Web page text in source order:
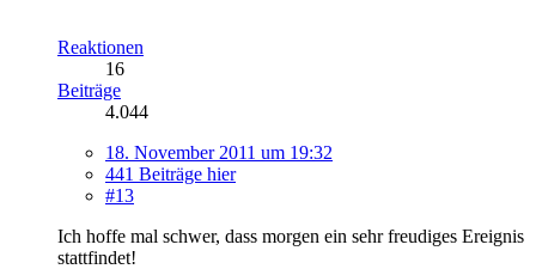
Reaktionen
16
Beiträge
4.044
18. November 2011 um 19:32
441 Beiträge hier
#13
Ich hoffe mal schwer, dass morgen ein sehr freudiges Ereignis
stattfindet!